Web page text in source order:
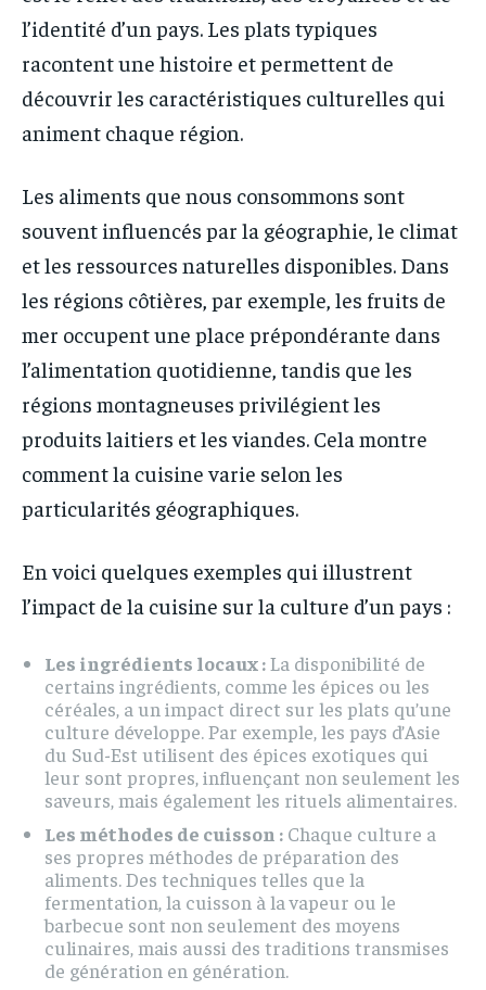
l’identité d’un pays. Les plats typiques
racontent une histoire et permettent de
découvrir les caractéristiques culturelles qui
animent chaque région.
Les aliments que nous consommons sont
souvent influencés par la géographie, le climat
et les ressources naturelles disponibles. Dans
les régions côtières, par exemple, les fruits de
mer occupent une place prépondérante dans
l’alimentation quotidienne, tandis que les
régions montagneuses privilégient les
produits laitiers et les viandes. Cela montre
comment la cuisine varie selon les
particularités géographiques.
En voici quelques exemples qui illustrent
l’impact de la cuisine sur la culture d’un pays :
Les ingrédients locaux :La disponibilité de
certains ingrédients, comme les épices ou les
céréales, a un impact direct sur les plats qu’une
culture développe. Par exemple, les pays d’Asie
du Sud-Est utilisent des épices exotiques qui
leur sont propres, influençant non seulement les
saveurs, mais également les rituels alimentaires.
Les méthodes de cuisson : Chaque culture a
ses propres méthodes de préparation des
aliments. Des techniques telles que la
fermentation, la cuisson à la vapeur ou le
barbecue sont non seulement des moyens
culinaires, mais aussi des traditions transmises
de génération en génération.